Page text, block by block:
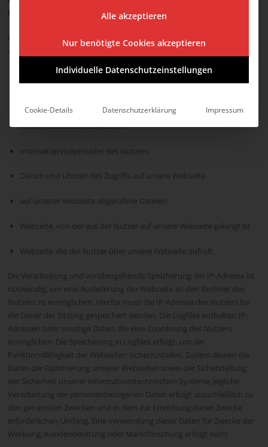
Datenschutzhinweis.
Ihr Browser übermittelt beim Zugriff auf unsere Onlineangebote
automatisch Daten an unseren Webserver, und zwar:
IP-Adresse des Nutzers
verwendetes Betriebssystem
Internetserviceprovider des Nutzers
Datum und Uhrzeit des Zugriffs auf unsere Webseite
auf unserer Webseite abgerufene Dateien
Webseite, von der aus der Nutzer auf unsere Webseite gelangt ist
Webseite, die der Nutzer über unsere Webseite aufruft.
Die Verarbeitung und vorübergehende Speicherung der IP-Adresse ist
notwendig, um eine Auslieferung der Webseite an den Rechner des
Nutzers zu ermöglichen. Hierfür muss die IP-Adresse des Nutzers für
die Dauer der Sitzung gespeichert werden. Die Logfiles enthalten IP-
Adressen oder sonstige Daten, die eine Zuordnung des Nutzers
ermöglichen. Die Speicherung in Logfiles erfolgt, um die
Funktionsfähigkeit der Webseiten sicherzustellen. Zudem dienen die
Daten der Optimierung unserer Webseiten sowie der Sicherstellung
der Sicherheit unserer informationstechnischen Systeme. Jegliche
Verarbeitung der personenbezogenen Daten erfolgt ausschließlich zu
den genannten Zwecken und in dem zur Erreichung dieser Zwecke
erforderlichen Umfang. Eine Verwendung dieser Daten für Zwecke der
Werbung, Kundenberatung oder Marktforschung erfolgt nicht
Alle akzeptieren
Nur benötigte Cookies akzeptieren
Individuelle Datenschutzeinstellungen
Cookie-Details Datenschutzerklärung Impressum